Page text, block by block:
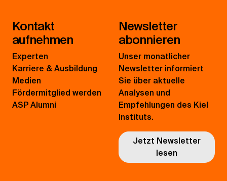
Kontakt
aufnehmen
Experten
Karriere & Ausbildung
Medien
Fördermitglied werden
ASP Alumni
Newsletter
abonnieren
Unser monatlicher
Newsletter informiert
Sie über aktuelle
Analysen und
Empfehlungen des Kiel
Instituts.
Jetzt Newsletter
lesen